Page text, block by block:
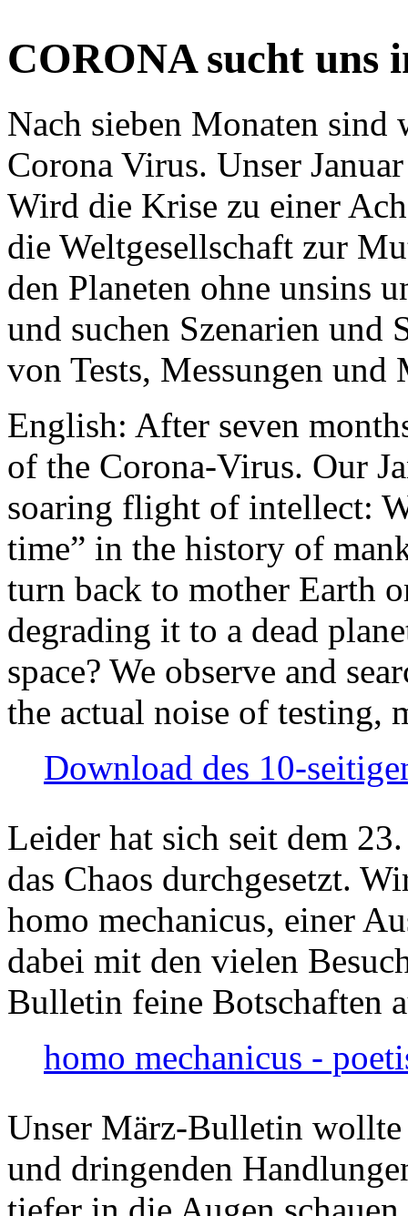
CORONA sucht uns
Nach sieben Monaten
Corona Virus. Unser
Wird die Krise zu einer
die Weltgesellschaft zur
den Planeten ohne unsins
und suchen Szenarien und
von Tests, Messungen und
English: After seven
of the Corona-Virus. Our
soaring flight of intellect:
time” in the history of
turn back to mother Earth
degrading it to a dead
space? We observe and
the actual noise of testing,
Download des 10-
Leider hat sich seit dem
das Chaos durchgesetzt.
homo mechanicus, einer
dabei mit den vielen
Bulletin feine Botschaften
homo mechanicus -
Unser März-Bulletin
und dringenden